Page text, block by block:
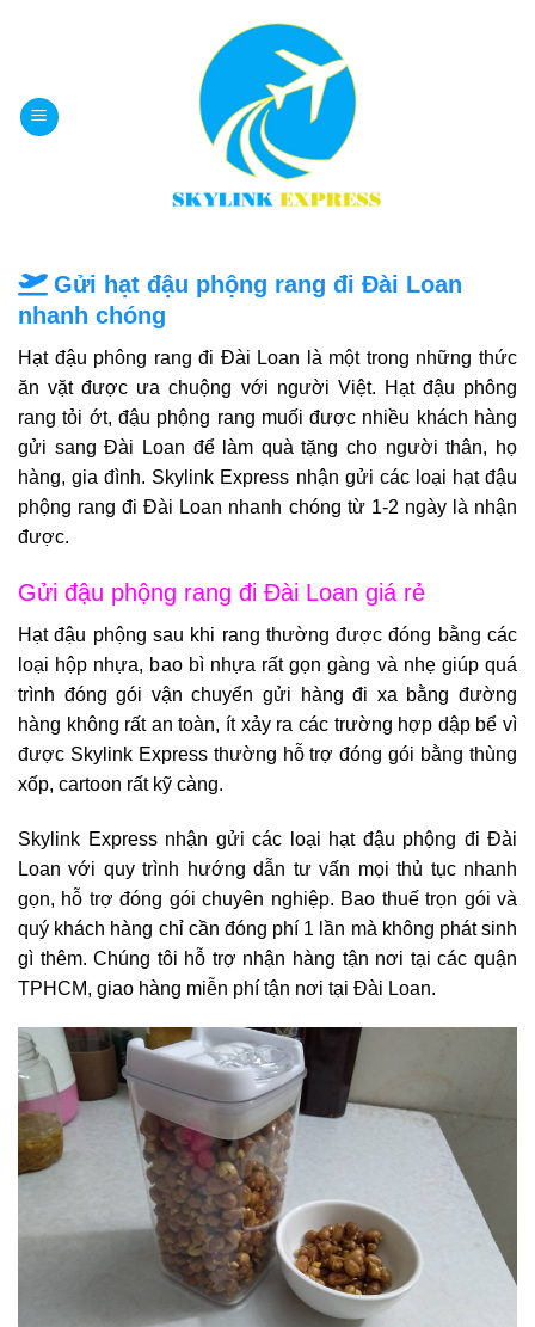
dung
Gửi hạt đậu phộng rang đi Đài Loan
nhanh chóng
Hạt đậu phông rang đi Đài Loan là một trong những thức
ăn vặt được ưa chuộng với người Việt. Hạt đậu phông
rang tỏi ớt, đậu phộng rang muối được nhiều khách hàng
gửi sang Đài Loan để làm quà tặng cho người thân, họ
hàng, gia đình. Skylink Express nhận gửi các loại hạt đậu
phộng rang đi Đài Loan nhanh chóng từ 1-2 ngày là nhận
được.
Gửi đậu phộng rang đi Đài Loan giá rẻ
Hạt đậu phộng sau khi rang thường được đóng bằng các
loại hộp nhựa, bao bì nhựa rất gọn gàng và nhẹ giúp quá
trình đóng gói vận chuyển gửi hàng đi xa bằng đường
hàng không rất an toàn, ít xảy ra các trường hợp dập bể vì
được Skylink Express thường hỗ trợ đóng gói bằng thùng
xốp, cartoon rất kỹ càng.
Skylink Express nhận gửi các loại hạt đậu phộng đi Đài
Loan với quy trình hướng dẫn tư vấn mọi thủ tục nhanh
gọn, hỗ trợ đóng gói chuyên nghiệp. Bao thuế trọn gói và
quý khách hàng chỉ cần đóng phí 1 lần mà không phát sinh
gì thêm. Chúng tôi hỗ trợ nhận hàng tận nơi tại các quận
TPHCM, giao hàng miễn phí tận nơi tại Đài Loan.